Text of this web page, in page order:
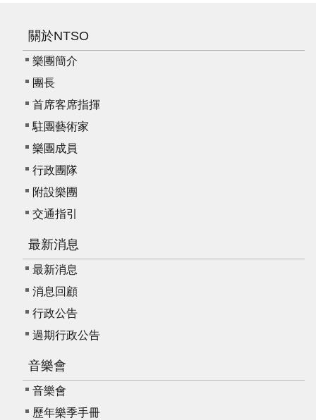
關於NTSO
樂團簡介
團長
首席客席指揮
駐團藝術家
樂團成員
行政團隊
附設樂團
交通指引
最新消息
最新消息
消息回顧
行政公告
過期行政公告
音樂會
音樂會
歷年樂季手冊